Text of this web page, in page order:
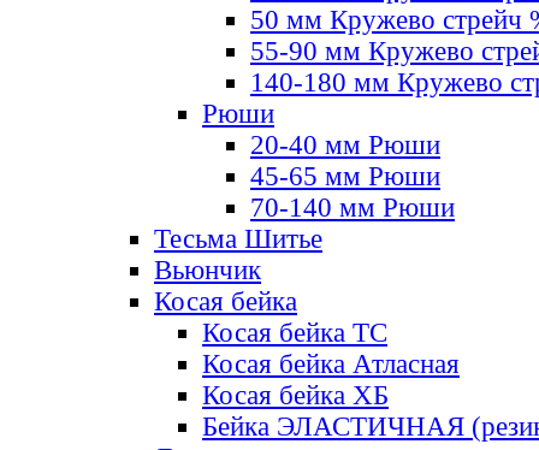
50 мм Кружево стрейч
55-90 мм Кружево
140-180 мм Кружево
Рюши
20-40 мм Рюши
45-65 мм Рюши
70-140 мм Рюши
Тесьма Шитье
Вьюнчик
Косая бейка
Косая бейка ТС
Косая бейка Атласная
Косая бейка ХБ
Бейка ЭЛАСТИЧНАЯ